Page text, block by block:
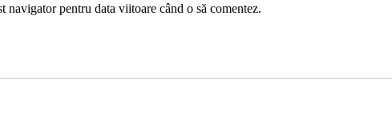
pentru data viitoare când o să comentez.